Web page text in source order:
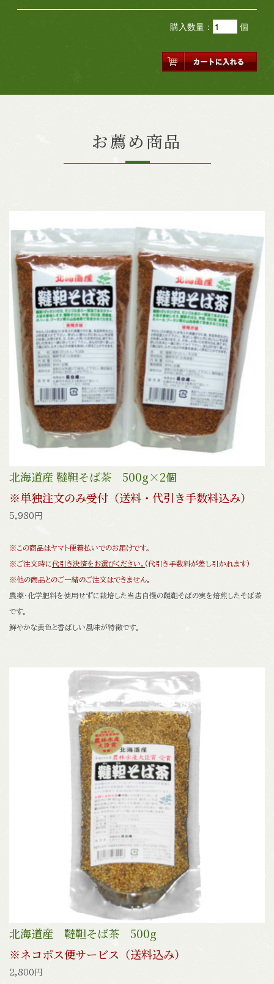
購入数量： 個
お薦め商品
北海道産 韃靼そば茶 500g×2個
※単独注文のみ受付（送料・代引き手数料込み）
5,980円
※この商品はヤマト便着払いでのお届けです。
※ご注文時に代引き決済をお選びください。 (代引き手数料が差し引かれます)
※他の商品とのご一緒のご注文はできません。
農薬・化学肥料を使用せずに栽培した当店自慢の韃靼そばの実を焙煎したそば茶
です。
鮮やかな黄色と香ばしい風味が特徴です。
北海道産 韃靼そば茶 500g
※ネコポス便サービス（送料込み）
2,800円